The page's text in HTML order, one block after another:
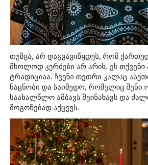
თუმცა, არ დაგვავიწყდეს, რომ
მხოლოდ კერძები არ არის. ეს თქვენი
ტრადიციაა. ჩვენი თეთრი კალაც
ნაცნობი და საიმედო, რომელიც შენი
საახალწლო ამბავს შეინახავს და
მოგონებად აქცევს.